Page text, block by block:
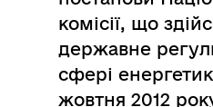
комісії, що
державне
сфері
жовтня 2012